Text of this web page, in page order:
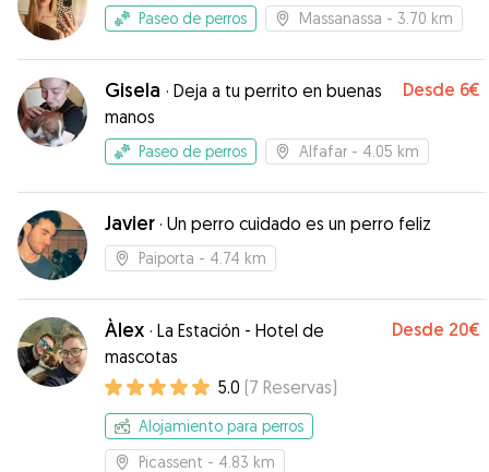
Paseo de perros Massanassa - 3.70 km
Gisela · Deja a tu perrito en buenas
manos
Desde 6€
Paseo de perros Alfafar - 4.05 km
Javier · Un perro cuidado es un perro feliz
Paiporta - 4.74 km
Àlex · La Estación - Hotel de
mascotas
Desde 20€
5.0 (7 Reservas)
Alojamiento para perros
Picassent - 4.83 km